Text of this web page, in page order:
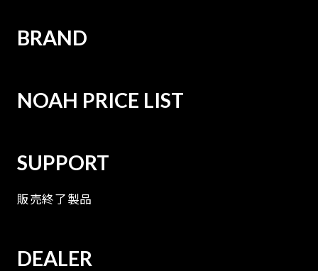
BRAND
NOAH PRICE LIST
SUPPORT
販売終了製品
DEALER